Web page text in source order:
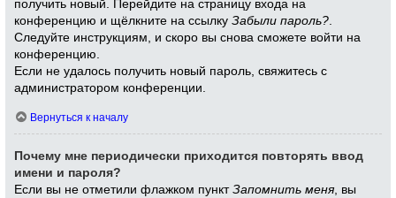
получить новый. Перейдите на страницу входа на
конференцию и щёлкните на ссылкуЗабыли пароль?
Следуйте инструкциям, и скоро вы снова сможете войти на
конференцию.
Если не удалось получить новый пароль, свяжитесь с
администратором конференции.
Вернуться к началу
Почему мне периодически приходится повторять ввод
имени и пароля?
Если вы не отметили флажком пунктЗапомнить меня , вы